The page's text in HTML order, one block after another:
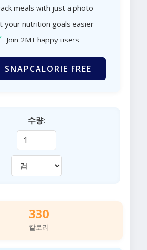
meals with just a photo
your nutrition goals easier
Join 2M+ happy users
SNAPCALORIE FREE
수량:
330
칼로리